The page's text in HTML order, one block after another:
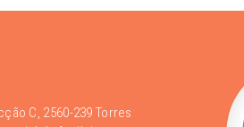
C, 2560-239 Torres